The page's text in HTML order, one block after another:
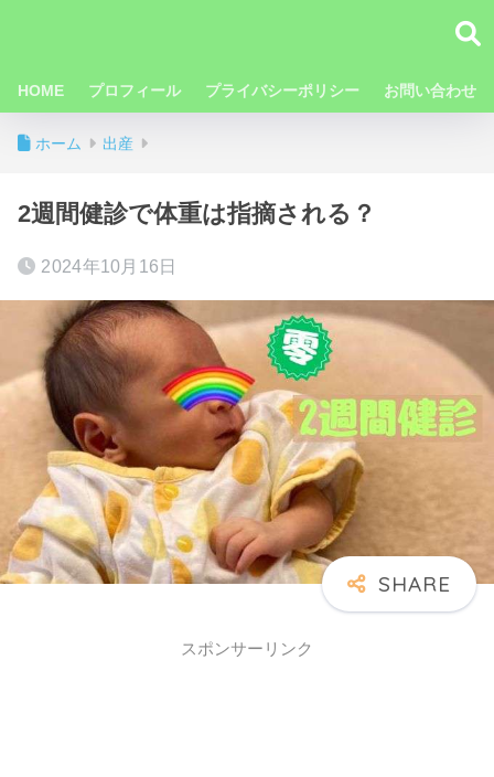
HOME プロフィール プライバシーポリシー お問い合わせ
ホーム 出産
2週間健診で体重は指摘される？
2024年10月16日
スポンサーリンク